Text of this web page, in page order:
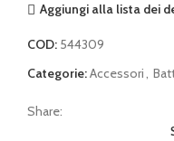
Aggiungi alla lista dei
COD: 544309
Categorie:Accessori
Share: